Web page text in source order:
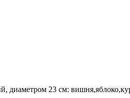
диаметром 23 см: